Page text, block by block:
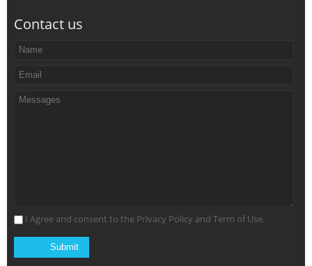
Contact us
I Agree and consent to the Privacy Policy and Term of Use.